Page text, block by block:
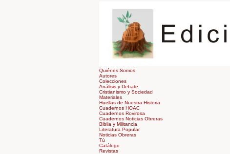
Quiénes Somos
Autores
Colecciones
Análisis y Debate
Cristianismo y Sociedad
Materiales
Huellas de Nuestra Historia
Cuadernos HOAC
Cuadernos Rovirosa
Cuadernos Noticias Obreras
Biblia y Militancia
Literatura Popular
Noticias Obreras
Tú
Catálogo
Revistas